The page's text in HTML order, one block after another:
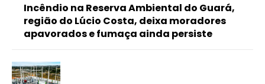
Included for free:
Etiam est nibh, lobortis sit
Ut mollis pellentesque tortor
Incêndio na Reserva Ambiental do Guará,
região do Lúcio Costa, deixa moradores
apavorados e fumaça ainda persiste